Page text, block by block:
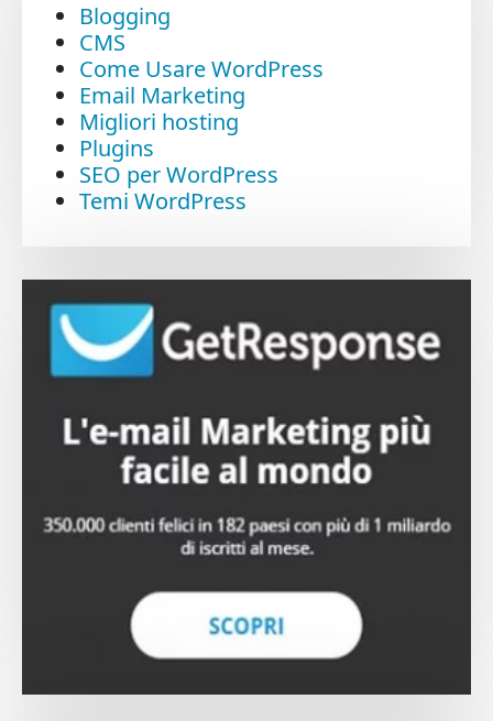
Blogging
CMS
Come Usare WordPress
Email Marketing
Migliori hosting
Plugins
SEO per WordPress
Temi WordPress